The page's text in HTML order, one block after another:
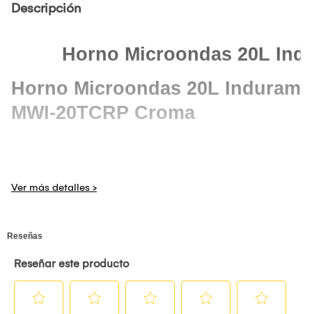
Descripción
Horno Microondas 20L
Horno Microondas 20L Indurama
MWI-20TCRP Croma
20TCRP cuenta con una capacidad de 20 litros, en la
predeterminados lo que desees cocinar. Posee una
potencia de 700 watts el cual optimiza su funcionamiento,
visualizar los alimentos, un bloqueo de seguridad
orno microondas de la marca Indurama modelo MWI-
20TCRP cuenta con una capacidad de 20 litros,.